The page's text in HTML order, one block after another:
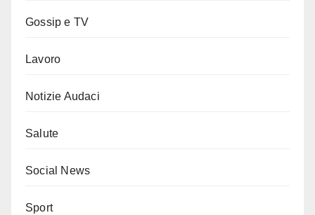
Gossip e TV
Lavoro
Notizie Audaci
Salute
Social News
Sport